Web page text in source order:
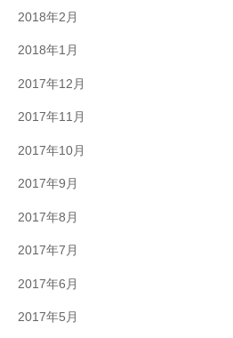
2018年2月
2018年1月
2017年12月
2017年11月
2017年10月
2017年9月
2017年8月
2017年7月
2017年6月
2017年5月